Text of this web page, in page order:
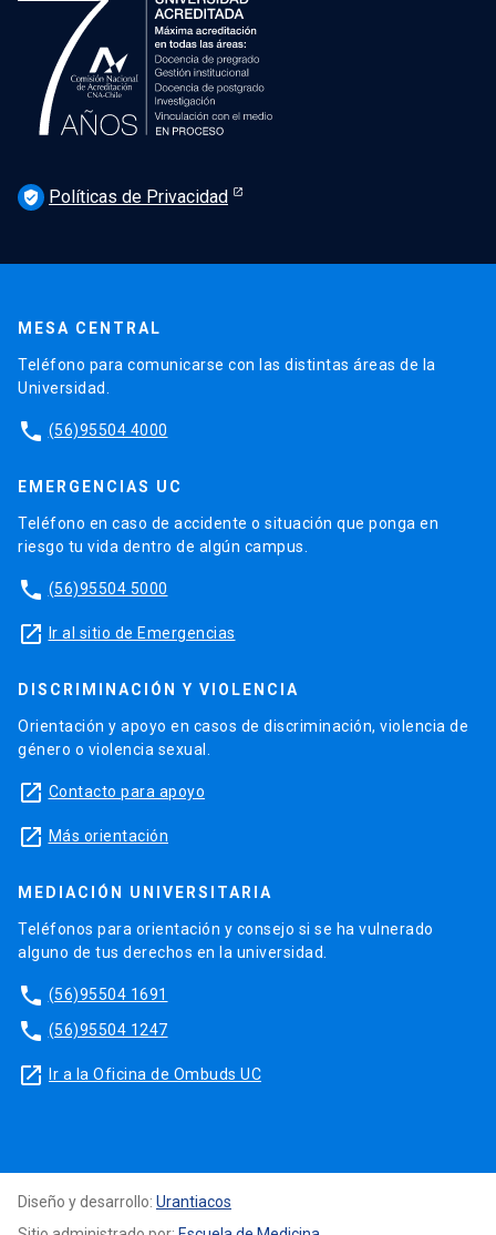
verified_user Políticas de Privacidad
MESA CENTRAL
Teléfono para comunicarse con las distintas áreas de la
Universidad.
phone (56)95504 4000
EMERGENCIAS UC
Teléfono en caso de accidente o situación que ponga en
riesgo tu vida dentro de algún campus.
phone (56)95504 5000
launch Ir al sitio de Emergencias
DISCRIMINACIÓN Y VIOLENCIA
Orientación y apoyo en casos de discriminación, violencia de
género o violencia sexual.
launch Contacto para apoyo
launch Más orientación
MEDIACIÓN UNIVERSITARIA
Teléfonos para orientación y consejo si se ha vulnerado
alguno de tus derechos en la universidad.
phone (56)95504 1691
phone (56)95504 1247
launch Ir a la Oficina de Ombuds UC
Diseño y desarrollo: Urantiacos